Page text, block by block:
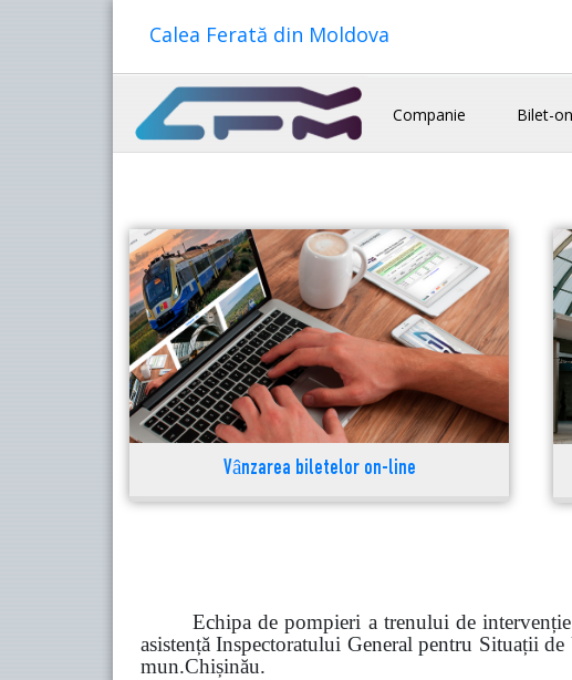
Calea Ferată din Moldova
Companie Bilet-
Vânzarea biletelor on-line
Echipa de pompieri a trenului de
asistență Inspectoratului General pentru Situații
mun.Chișinău.